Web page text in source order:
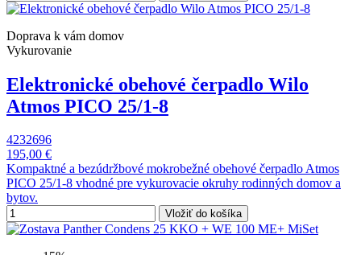
Doprava k vám domov
Vykurovanie
Elektronické obehové čerpadlo Wilo
Atmos PICO 25/1-8
4232696
195,00 €
Kompaktné a bezúdržbové mokrobežné obehové čerpadlo Atmos
PICO 25/1-8 vhodné pre vykurovacie okruhy rodinných domov a
bytov.
Vložiť do košíka